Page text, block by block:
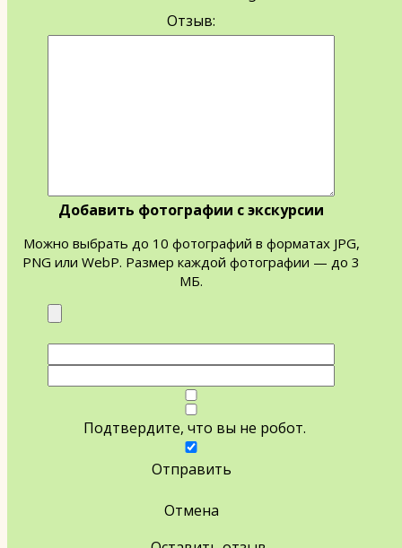
Отзыв:
Добавить фотографии с экскурсии
Можно выбрать до 10 фотографий в форматах JPG,
PNG или WebP. Размер каждой фотографии — до 3
МБ.
Подтвердите, что вы не робот.
Отправить
Отмена